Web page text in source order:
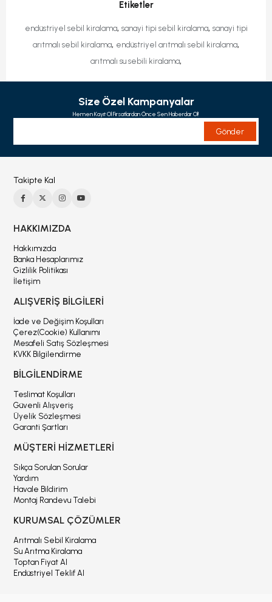
Etiketler
endüstriyel sebil kiralama, sanayi tipi sebil kiralama, sanayi tipi
arıtmalı sebil kiralama, endüstriyel arıtmalı sebil kiralama,
arıtmalı su sebili kiralama,
Size Özel Kampanyalar
Hemen Kayıt Ol Fırsatlardan Önce Sen Haberdar Ol!
Gönder
Takipte Kal
HAKKIMIZDA
Hakkımızda
Banka Hesaplarımız
Gizlilik Politikası
İletişim
ALIŞVERİŞ BİLGİLERİ
İade ve Değişim Koşulları
Çerez(Cookie) Kullanımı
Mesafeli Satış Sözleşmesi
KVKK Bilgilendirme
BİLGİLENDİRME
Teslimat Koşulları
Güvenli Alışveriş
Üyelik Sözleşmesi
Garanti Şartları
MÜŞTERİ HİZMETLERİ
Sıkça Sorulan Sorular
Yardım
Havale Bildirim
Montaj Randevu Talebi
KURUMSAL ÇÖZÜMLER
Arıtmalı Sebil Kiralama
Su Arıtma Kiralama
Toptan Fiyat Al
Endüstriyel Teklif Al